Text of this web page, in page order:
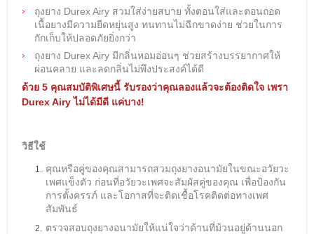
ถุงยาง Durex Airy สวมใส่ง่ายสบาย ทั้งตอนใส่และตอนถอด
เนื้อยางมีความยืดหยุ่นสูง ทนทานไม่ฉีกขาดง่าย ช่วยในการ
กักเก็บให้ปลอดภัยยิ่งกว่า
ถุงยาง Durex Airy มีกลิ่นหอมอ่อนๆ ช่วยสร้างบรรยากาศให้
ผ่อนคลาย และลดกลิ่นไม่พึงประสงค์ได้ดี
ด้วย 5 คุณสมบัติพิเศษนี้ รับรองว่าคุณลองแล้วจะต้องติดใจ เพรา
Durex Airy ไม่ได้มีดี แค่บาง!
วิธีใช้
คุณหรือคู่ของคุณสามารถสวมถุงยางอนามัยในขณะอวัยวะ
เพศแข็งตัว ก่อนที่อวัยวะเพศจะสัมผัสคู่ของคุณ เพื่อป้องกัน
การตั้งครรภ์ และโอกาสที่จะติดเชื้อโรคติดต่อทางเพศ
สัมพันธ์
ตรวจสอบถุงยางอนามัยให้แน่ใจว่าด้านที่ม้วนอยู่ด้านนอก